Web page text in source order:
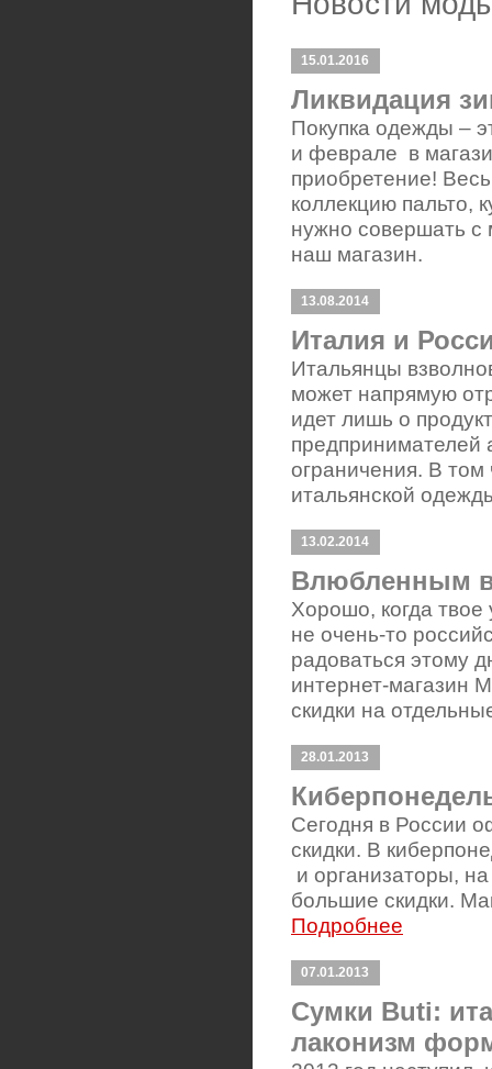
15.01.2016
Ликвидация
Покупка одежды –
и феврале в
приобретение!
коллекцию пальто,
нужно совершать с
наш магазин.
13.08.2014
Италия и
Итальянцы
может напрямую
идет лишь о
предпринимателей
ограничения. В том
итальянской
13.02.2014
Влюбленным
Хорошо, когда твое
не очень-то
радоваться этому
интернет-магазин
скидки на
28.01.2013
Сегодня в России
скидки. В
и организаторы,
большие скидки.
Подробнее
07.01.2013
Сумки Buti:
лаконизм